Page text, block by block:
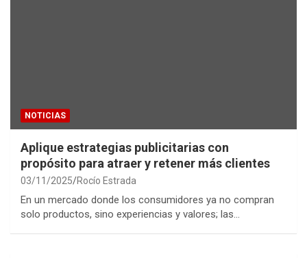
NOTICIAS
Aplique estrategias publicitarias con
propósito para atraer y retener más clientes
03/11/2025 Rocío Estrada
En un mercado donde los consumidores ya no compran
solo productos, sino experiencias y valores; las…